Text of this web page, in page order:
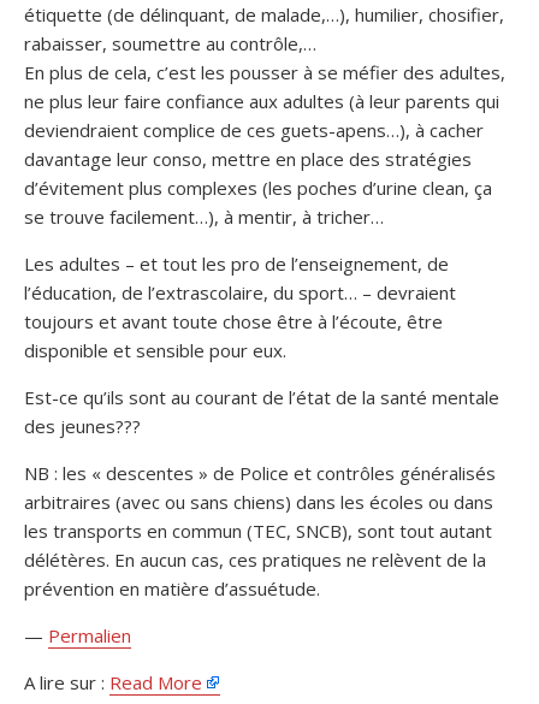
étiquette (de délinquant, de malade,…), humilier, chosifier,
rabaisser, soumettre au contrôle,…
En plus de cela, c’est les pousser à se méfier des adultes,
ne plus leur faire confiance aux adultes (à leur parents qui
deviendraient complice de ces guets-apens…), à cacher
davantage leur conso, mettre en place des stratégies
d’évitement plus complexes (les poches d’urine clean, ça
se trouve facilement…), à mentir, à tricher…
Les adultes – et tout les pro de l’enseignement, de
l’éducation, de l’extrascolaire, du sport… – devraient
toujours et avant toute chose être à l’écoute, être
disponible et sensible pour eux.
Est-ce qu’ils sont au courant de l’état de la santé mentale
des jeunes???
NB : les « descentes » de Police et contrôles généralisés
arbitraires (avec ou sans chiens) dans les écoles ou dans
les transports en commun (TEC, SNCB), sont tout autant
délétères. En aucun cas, ces pratiques ne relèvent de la
prévention en matière d’assuétude.
— Permalien
A lire sur : Read More